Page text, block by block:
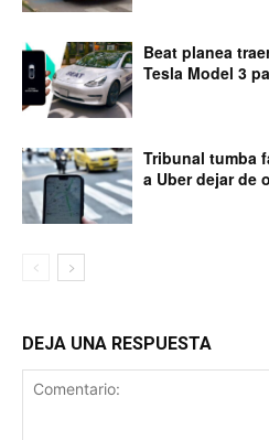
Beat planea
Tesla Model 3
Tribunal tumba
a Uber dejar de
DEJA UNA RESPUESTA